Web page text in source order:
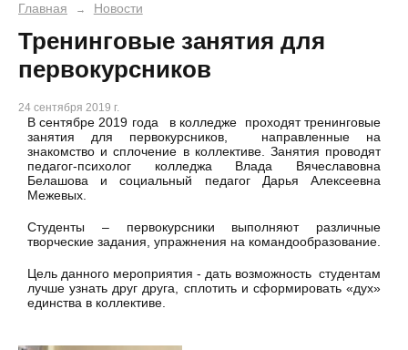
Главная → Новости
Тренинговые занятия для
первокурсников
24 сентября 2019 г.
В сентябре 2019 года в колледже проходят тренинговые
занятия для первокурсников, направленные на
знакомство и сплочение в коллективе. Занятия проводят
педагог-психолог колледжа Влада Вячеславовна
Белашова и социальный педагог Дарья Алексеевна
Межевых.
Студенты – первокурсники выполняют различные
творческие задания, упражнения на командообразование.
Цель данного мероприятия - дать возможность студентам
лучше узнать друг друга, сплотить и сформировать «дух»
единства в коллективе.